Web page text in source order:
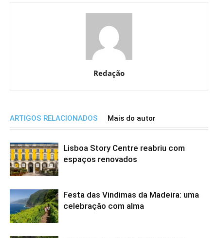
Redação
ARTIGOS RELACIONADOS Mais do autor
Lisboa Story Centre reabriu com
espaços renovados
Festa das Vindimas da Madeira: uma
celebração com alma